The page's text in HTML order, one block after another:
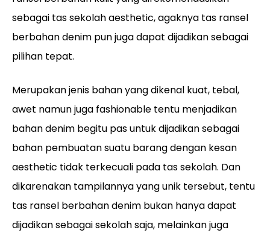
sebagai tas sekolah aesthetic, agaknya tas ransel
berbahan denim pun juga dapat dijadikan sebagai
pilihan tepat.
Merupakan jenis bahan yang dikenal kuat, tebal,
awet namun juga fashionable tentu menjadikan
bahan denim begitu pas untuk dijadikan sebagai
bahan pembuatan suatu barang dengan kesan
aesthetic tidak terkecuali pada tas sekolah. Dan
dikarenakan tampilannya yang unik tersebut, tentu
tas ransel berbahan denim bukan hanya dapat
dijadikan sebagai sekolah saja, melainkan juga